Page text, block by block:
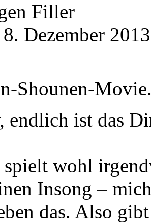
Filler
Dezember 2013
Shounen-
endlich ist das
wohl
Insong –
das. Also